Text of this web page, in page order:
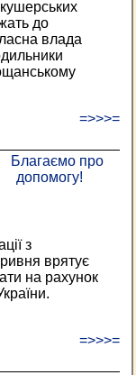
до
влада
=>>>=
з
врятує
на рахунок
=>>>=